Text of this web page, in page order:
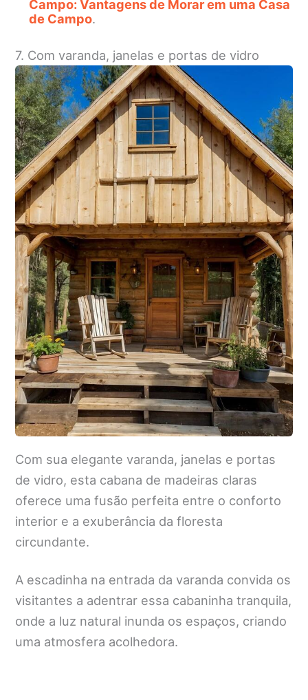
Campo: Vantagens de Morar em uma Casa
de Campo.
7. Com varanda, janelas e portas de vidro
Com sua elegante varanda, janelas e portas
de vidro, esta cabana de madeiras claras
oferece uma fusão perfeita entre o conforto
interior e a exuberância da floresta
circundante.
A escadinha na entrada da varanda convida os
visitantes a adentrar essa cabaninha tranquila,
onde a luz natural inunda os espaços, criando
uma atmosfera acolhedora.